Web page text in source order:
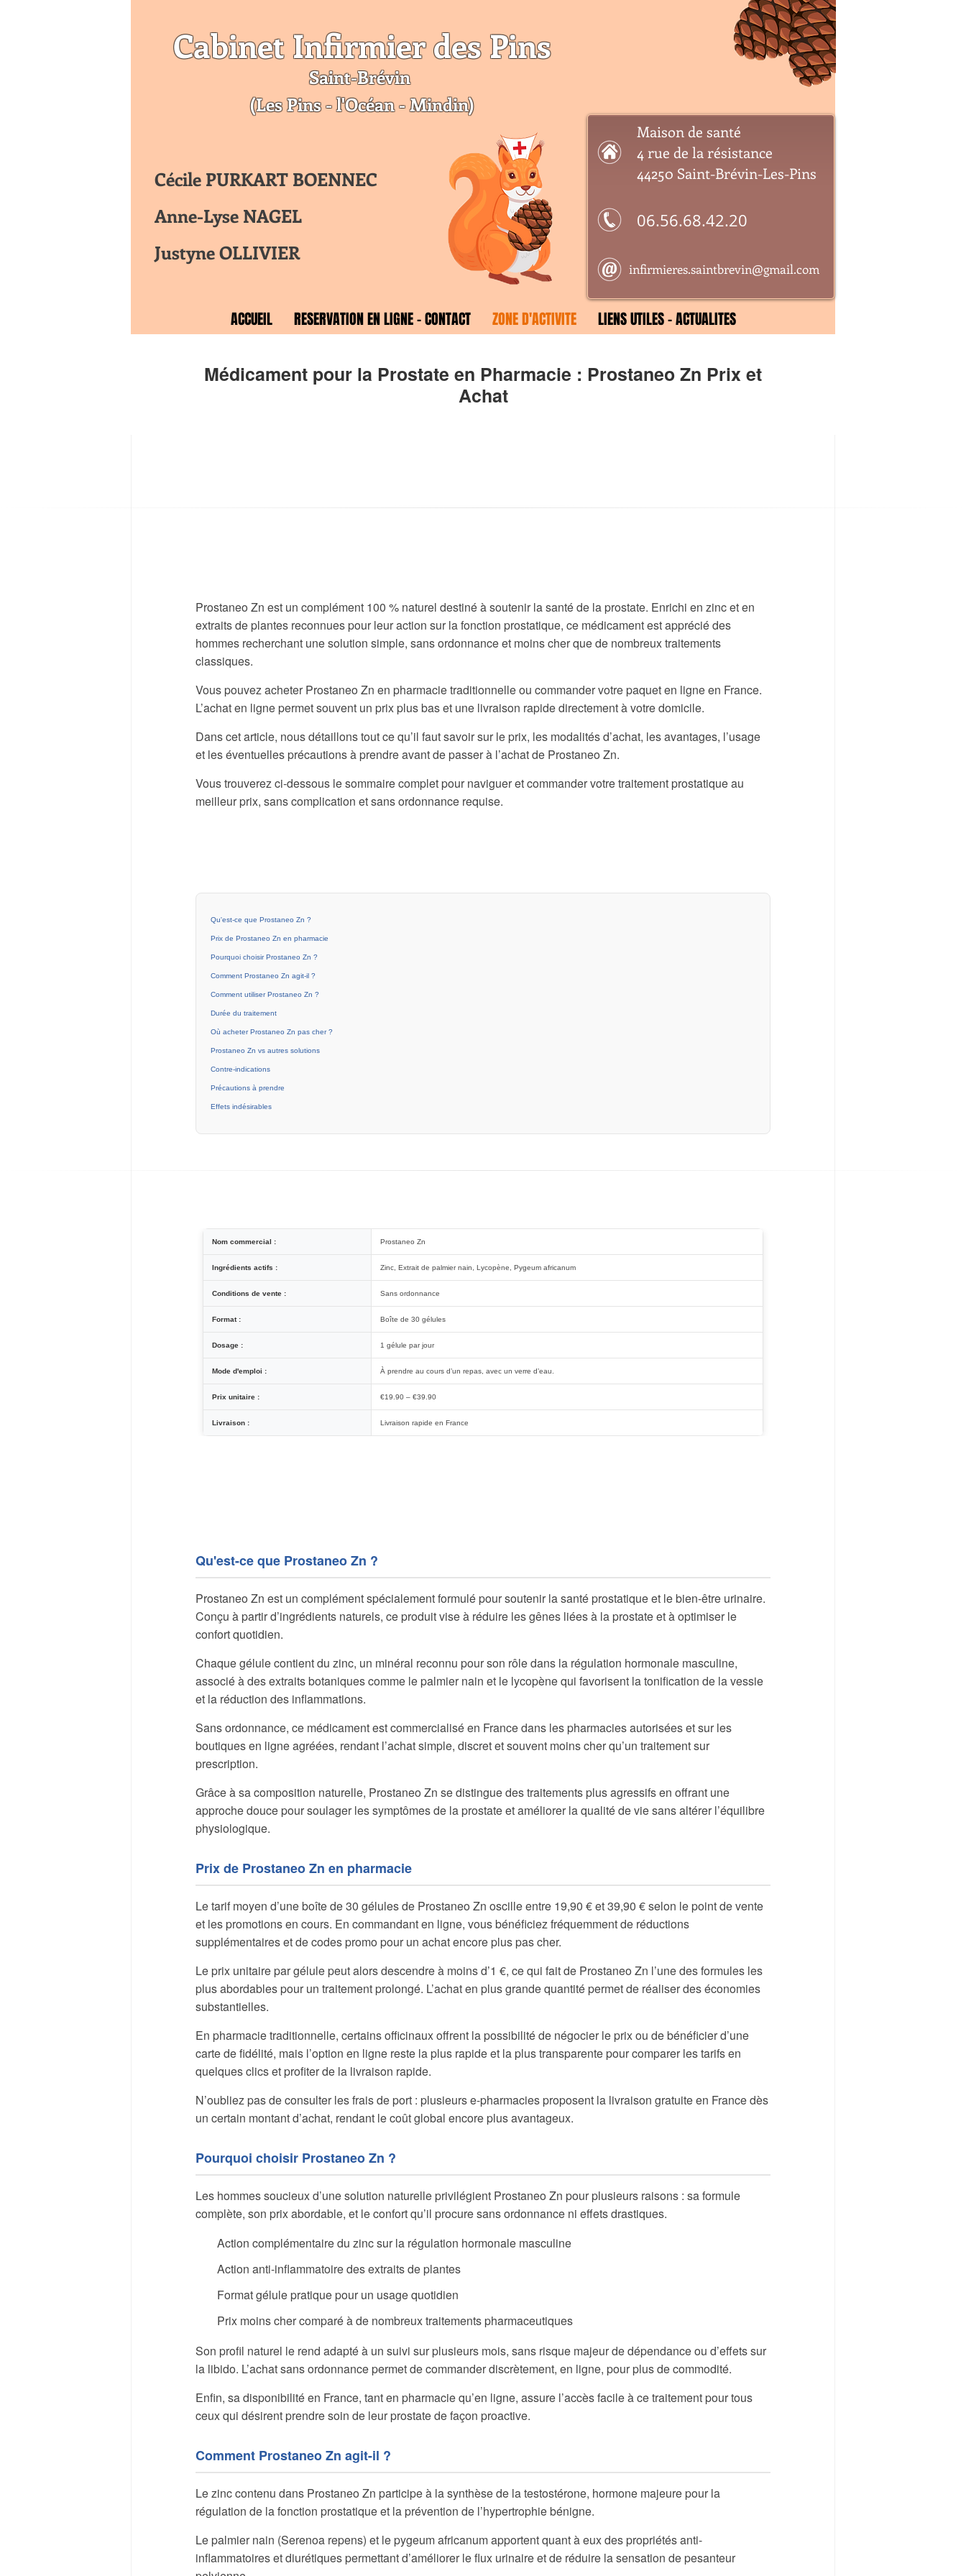
Cabinet Infirmier des Pins
Saint-Brévin
(Les Pins - l'Océan - Mindin)
Cécile PURKART BOENNEC
Anne-Lyse NAGEL
Justyne OLLIVIER
Maison de santé
4 rue de la résistance
44250 Saint-Brévin-Les-Pins
06.56.68.42.20
infirmieres.saintbrevin@gmail.com
ACCUEIL RESERVATION EN LIGNE - CONTACT ZONE D'ACTIVITE LIENS UTILES - ACTUALITES
Médicament pour la Prostate en Pharmacie : Prostaneo Zn Prix et
Achat
Prostaneo Zn est un complément 100 % naturel destiné à soutenir la santé de la prostate. Enrichi en zinc et en
extraits de plantes reconnues pour leur action sur la fonction prostatique, ce médicament est apprécié des
hommes recherchant une solution simple, sans ordonnance et moins cher que de nombreux traitements
classiques.
Vous pouvez acheter Prostaneo Zn en pharmacie traditionnelle ou commander votre paquet en ligne en France.
L’achat en ligne permet souvent un prix plus bas et une livraison rapide directement à votre domicile.
Dans cet article, nous détaillons tout ce qu’il faut savoir sur le prix, les modalités d’achat, les avantages, l’usage
et les éventuelles précautions à prendre avant de passer à l’achat de Prostaneo Zn.
Vous trouverez ci-dessous le sommaire complet pour naviguer et commander votre traitement prostatique au
meilleur prix, sans complication et sans ordonnance requise.
Qu'est-ce que Prostaneo Zn ?
Prix de Prostaneo Zn en pharmacie
Pourquoi choisir Prostaneo Zn ?
Comment Prostaneo Zn agit-il ?
Comment utiliser Prostaneo Zn ?
Durée du traitement
Où acheter Prostaneo Zn pas cher ?
Prostaneo Zn vs autres solutions
Contre-indications
Précautions à prendre
Effets indésirables
Nom commercial : Prostaneo Zn
Ingrédients actifs : Zinc, Extrait de palmier nain, Lycopène, Pygeum africanum
Conditions de vente : Sans ordonnance
Format : Boîte de 30 gélules
Dosage : 1 gélule par jour
Mode d'emploi : À prendre au cours d’un repas, avec un verre d’eau.
Prix unitaire : €19.90 – €39.90
Livraison : Livraison rapide en France
Qu'est-ce que Prostaneo Zn ?
Prostaneo Zn est un complément spécialement formulé pour soutenir la santé prostatique et le bien-être urinaire.
Conçu à partir d’ingrédients naturels, ce produit vise à réduire les gênes liées à la prostate et à optimiser le
confort quotidien.
Chaque gélule contient du zinc, un minéral reconnu pour son rôle dans la régulation hormonale masculine,
associé à des extraits botaniques comme le palmier nain et le lycopène qui favorisent la tonification de la vessie
et la réduction des inflammations.
Sans ordonnance, ce médicament est commercialisé en France dans les pharmacies autorisées et sur les
boutiques en ligne agréées, rendant l’achat simple, discret et souvent moins cher qu’un traitement sur
prescription.
Grâce à sa composition naturelle, Prostaneo Zn se distingue des traitements plus agressifs en offrant une
approche douce pour soulager les symptômes de la prostate et améliorer la qualité de vie sans altérer l’équilibre
physiologique.
Prix de Prostaneo Zn en pharmacie
Le tarif moyen d’une boîte de 30 gélules de Prostaneo Zn oscille entre 19,90 € et 39,90 € selon le point de vente
et les promotions en cours. En commandant en ligne, vous bénéficiez fréquemment de réductions
supplémentaires et de codes promo pour un achat encore plus pas cher.
Le prix unitaire par gélule peut alors descendre à moins d’1 €, ce qui fait de Prostaneo Zn l’une des formules les
plus abordables pour un traitement prolongé. L’achat en plus grande quantité permet de réaliser des économies
substantielles.
En pharmacie traditionnelle, certains officinaux offrent la possibilité de négocier le prix ou de bénéficier d’une
carte de fidélité, mais l’option en ligne reste la plus rapide et la plus transparente pour comparer les tarifs en
quelques clics et profiter de la livraison rapide.
N’oubliez pas de consulter les frais de port : plusieurs e-pharmacies proposent la livraison gratuite en France dès
un certain montant d’achat, rendant le coût global encore plus avantageux.
Pourquoi choisir Prostaneo Zn ?
Les hommes soucieux d’une solution naturelle privilégient Prostaneo Zn pour plusieurs raisons : sa formule
complète, son prix abordable, et le confort qu’il procure sans ordonnance ni effets drastiques.
Action complémentaire du zinc sur la régulation hormonale masculine
Action anti-inflammatoire des extraits de plantes
Format gélule pratique pour un usage quotidien
Prix moins cher comparé à de nombreux traitements pharmaceutiques
Son profil naturel le rend adapté à un suivi sur plusieurs mois, sans risque majeur de dépendance ou d’effets sur
la libido. L’achat sans ordonnance permet de commander discrètement, en ligne, pour plus de commodité.
Enfin, sa disponibilité en France, tant en pharmacie qu’en ligne, assure l’accès facile à ce traitement pour tous
ceux qui désirent prendre soin de leur prostate de façon proactive.
Comment Prostaneo Zn agit-il ?
Le zinc contenu dans Prostaneo Zn participe à la synthèse de la testostérone, hormone majeure pour la
régulation de la fonction prostatique et la prévention de l’hypertrophie bénigne.
Le palmier nain (Serenoa repens) et le pygeum africanum apportent quant à eux des propriétés anti-
inflammatoires et diurétiques permettant d’améliorer le flux urinaire et de réduire la sensation de pesanteur